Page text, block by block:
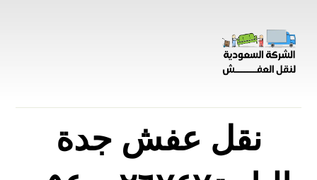
نقل عفش جدة